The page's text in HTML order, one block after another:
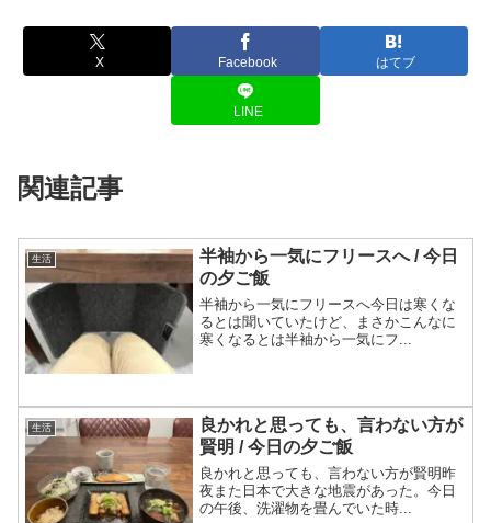
X Facebook はてブ
LINE
関連記事
生活
半袖から一気にフリースへ / 今日
の夕ご飯
半袖から一気にフリースへ今日は寒くな
るとは聞いていたけど、まさかこんなに
寒くなるとは半袖から一気にフ...
生活
良かれと思っても、言わない方が
賢明 / 今日の夕ご飯
良かれと思っても、言わない方が賢明昨
夜また日本で大きな地震があった。今日
の午後、洗濯物を畳んでいた時...